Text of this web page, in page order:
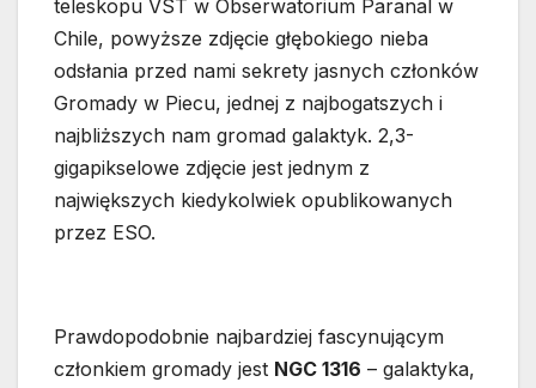
teleskopu VST w Obserwatorium Paranal w
Chile, powyższe zdjęcie głębokiego nieba
odsłania przed nami sekrety jasnych członków
Gromady w Piecu, jednej z najbogatszych i
najbliższych nam gromad galaktyk. 2,3-
gigapikselowe zdjęcie jest jednym z
największych kiedykolwiek opublikowanych
przez ESO.
Prawdopodobnie najbardziej fascynującym
członkiem gromady jest NGC 1316 – galaktyka,